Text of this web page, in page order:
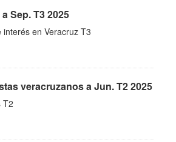
Sep. T3 2025
en Veracruz T3
veracruzanos a Jun. T2 2025
T2